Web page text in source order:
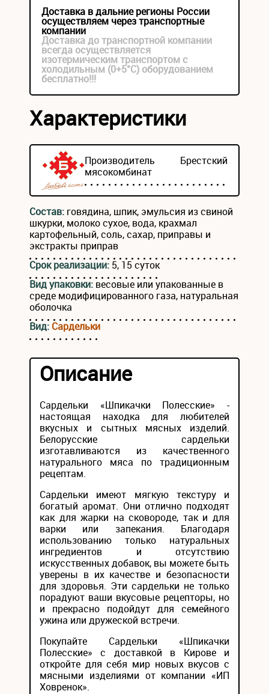
Доставка в дальние регионы России
осуществляем через транспортные
компании
Доставка до транспортной компании
всегда осуществляется
изотермическим транспортом с
холодильным (0+5°С) оборудованием
бесплатно!!!
Характеристики
Производитель Брестский
мясокомбинат
Состав: говядина, шпик, эмульсия из свиной
шкурки, молоко сухое, вода, крахмал
картофельный, соль, сахар, приправы и
экстракты приправ
Срок реализации: 5, 15 суток
Вид упаковки: весовые или упакованные в
среде модифицированного газа, натуральная
оболочка
Вид: Сардельки
Описание
Сардельки «Шпикачки Полесские» -
настоящая находка для любителей
вкусных и сытных мясных изделий.
Белорусские сардельки
изготавливаются из качественного
натурального мяса по традиционным
рецептам.
Сардельки имеют мягкую текстуру и
богатый аромат. Они отлично подходят
как для жарки на сковороде, так и для
варки или запекания. Благодаря
использованию только натуральных
ингредиентов и отсутствию
искусственных добавок, вы можете быть
уверены в их качестве и безопасности
для здоровья. Эти сардельки не только
порадуют ваши вкусовые рецепторы, но
и прекрасно подойдут для семейного
ужина или дружеской встречи.
Покупайте Сардельки «Шпикачки
Полесские» с доставкой в Кирове и
откройте для себя мир новых вкусов с
мясными изделиями от компании «ИП
Ховренок».